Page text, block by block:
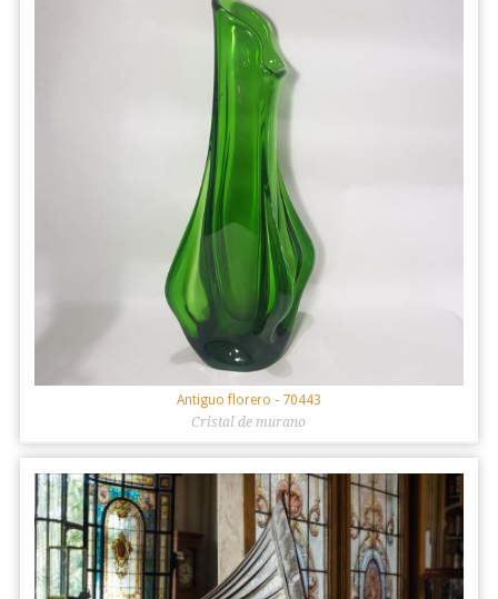
Antiguo florero - 70443
Cristal de murano